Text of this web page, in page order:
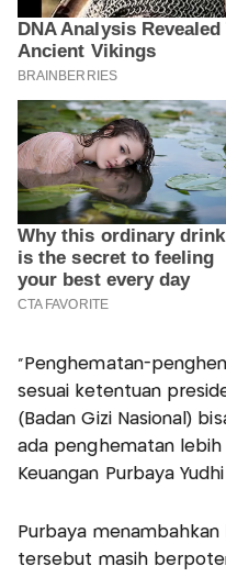
“Penghematan-
sesuai ketentuan
(Badan Gizi Nasional)
ada penghematan lebih
Keuangan Purbaya
Purbaya
tersebut masih